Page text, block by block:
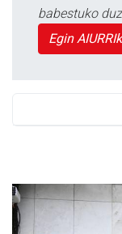
babestuko
Egin